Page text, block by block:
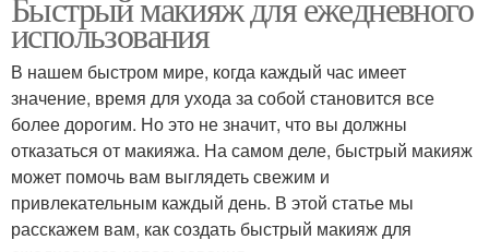
использования
В нашем быстром мире, когда каждый час имеет
значение, время для ухода за собой становится все
более дорогим. Но это не значит, что вы должны
отказаться от макияжа. На самом деле, быстрый макияж
может помочь вам выглядеть свежим и
привлекательным каждый день. В этой статье мы
расскажем вам, как создать быстрый макияж для